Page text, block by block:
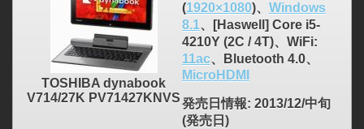
TOSHIBA dynabook
V714/27K PV71427KNVS
(1920×1080)、 Windows
8.1、[Haswell] Core i5-
4210Y (2C / 4T)、WiFi:
11ac、Bluetooth 4.0、
MicroHDMI
発売日情報: 2013/12/中旬
(発売日)